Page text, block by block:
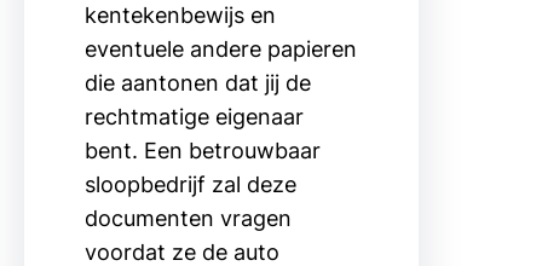
kentekenbewijs en
eventuele andere papieren
die aantonen dat jij de
rechtmatige eigenaar
bent. Een betrouwbaar
sloopbedrijf zal deze
documenten vragen
voordat ze de auto